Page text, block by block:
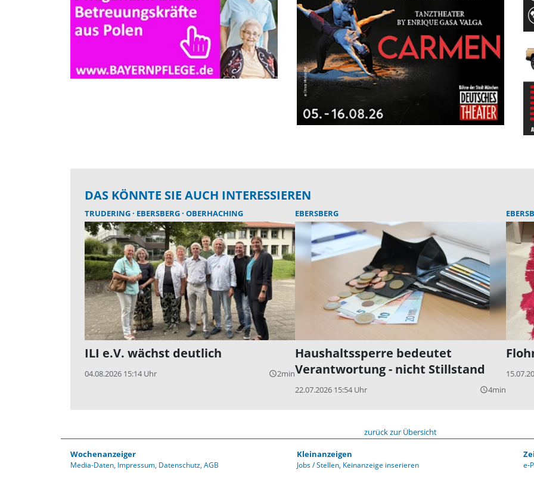
DAS KÖNNTE SIE AUCH INTERESSIEREN
TRUDERING EBERSBERG OBERHACHING
ILI e.V. wächst deutlich
04.08.2026 15:14 Uhr query_builder2min
EBERSBERG
Haushaltssperre bedeutet
Verantwortung - nicht Stillstand
22.07.2026 15:54 Uhr query_builder4min
zurück zur Übersicht
Wochenanzeiger
Media-Daten Impressum Datenschutz AGB
Kleinanzeigen
Jobs / Stellen Keinanzeige inserieren e-